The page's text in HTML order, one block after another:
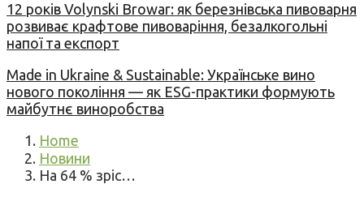
12 років Volynski Browar: як березнівська пивоварня
розвиває крафтове пивоваріння, безалкогольні
напої та експорт
Made in Ukraine & Sustainable: Українське вино
нового покоління — як ESG-практики формують
майбутнє виноробства
Home
Новини
На 64 % зріс…